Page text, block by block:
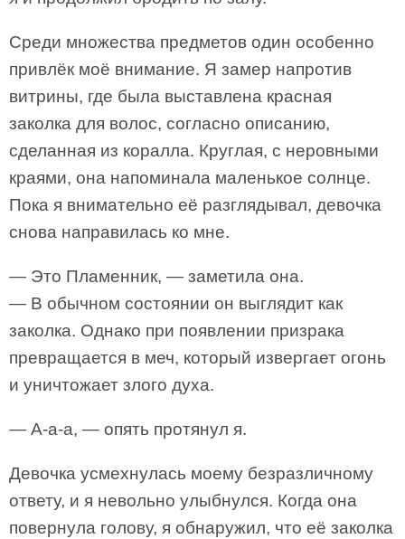
Среди множества предметов один особенно
привлёк моё внимание. Я замер напротив
витрины, где была выставлена красная
заколка для волос, согласно описанию,
сделанная из коралла. Круглая, с неровными
краями, она напоминала маленькое солнце.
Пока я внимательно её разглядывал, девочка
снова направилась ко мне.
— Это Пламенник, — заметила она.
— В обычном состоянии он выглядит как
заколка. Однако при появлении призрака
превращается в меч, который извергает огонь
и уничтожает злого духа.
— А-а-а, — опять протянул я.
Девочка усмехнулась моему безразличному
ответу, и я невольно улыбнулся. Когда она
повернула голову, я обнаружил, что её заколка